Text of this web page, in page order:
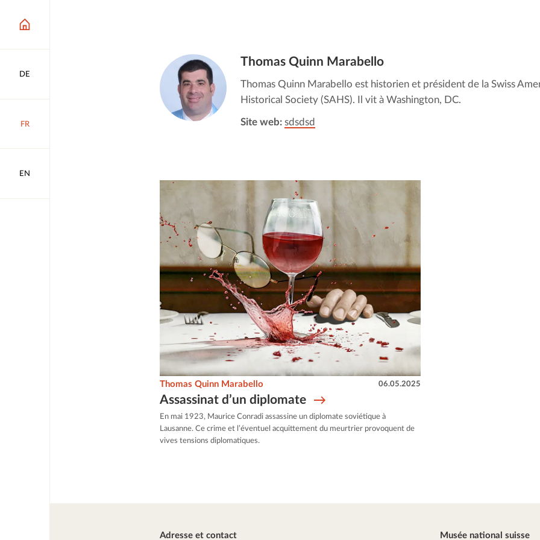
DE
FR
EN
Thomas Quinn Marabello
Thomas Quinn Marabello est historien et président de la Swiss
Historical Society (SAHS). Il vit à Washington, DC.
Site web: sdsdsd
Assassinat d’un diplomate
Thomas Quinn Marabello 06.05.2025
En mai 1923, Maurice Conradi assassine un diplomate soviétique à
Lausanne. Ce crime et l’éventuel acquittement du meurtrier provoquent de
vives tensions diplomatiques.
Adresse et contact Musée national suisse